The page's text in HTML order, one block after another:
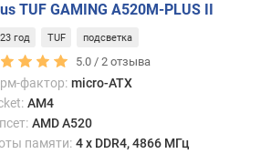
TUF GAMING A520M-PLUS II
год TUF подсветка
5.0 /2 отзыва
фактор: micro-ATX
AM4
AMD A520
памяти: 4 х DDR4, 4866 МГц